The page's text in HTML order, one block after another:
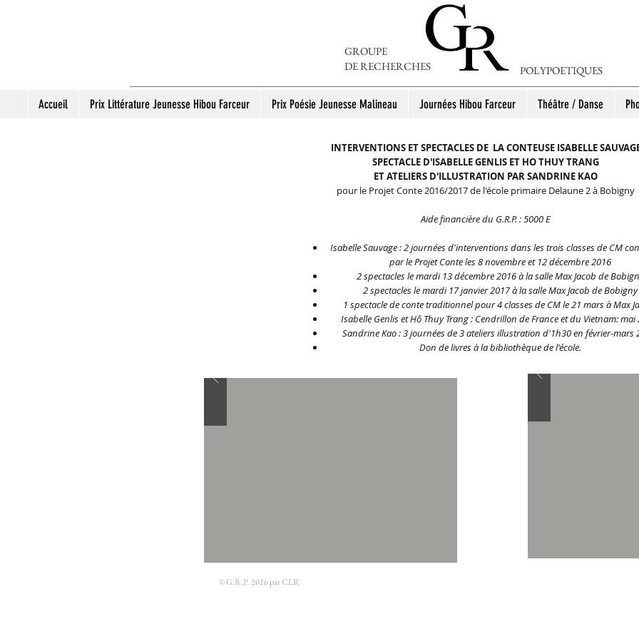
POLYPOETIQUES
GROUPE
DE RECHERCHES
Accueil Prix Littérature Jeunesse Hibou Farceur Prix Poésie Jeunesse Malineau Journées Hibou Farceur Théâtre / Danse
INTERVENTIONS ET SPECTACLES DE LA CONTEUSE ISABELLE
SPECTACLE D'ISABELLE GENLIS ET HO THUY TRANG
ET ATELIERS D'ILLUSTRATION PAR SANDRINE KAO
pour le Projet Conte 2016/2017 de l'école primaire Delaune 2 à Bobigny
Aide financière du G.R.P. : 5000 E
​​​Isabelle Sauvage : 2 journées d'interventions dans les trois classes de CM
par le Projet Conte les 8 novembre et 12 décembre 2016
2 spectacles le mardi 13 décembre 2016 à la salle Max Jacob de
2 spectacles le mardi 17 janvier 2017 à la salle Max Jacob de Bobigny
1 spectacle de conte traditionnel pour 4 classes de CM le 21 mars à Max
Isabelle Genlis et Hô Thuy Trang : Cendrillon de France et du Vietnam: mai
Sandrine Kao : 3 journées de 3 ateliers illustration d'1h30 en février-mars
Don de livres à la bibliothèque de l'école.
© G.R.P. 2016 par CLR